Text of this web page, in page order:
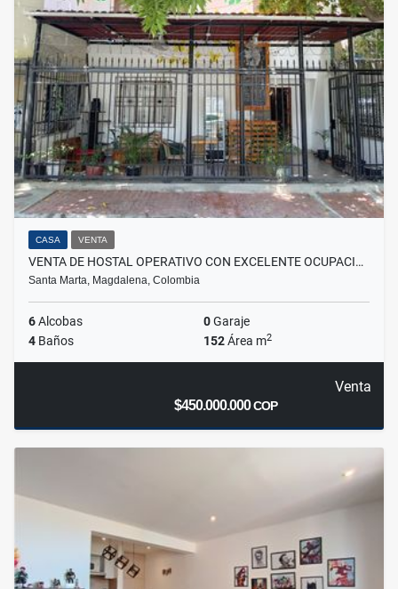
CASA VENTA
VENTA DE HOSTAL OPERATIVO CON EXCELENTE OCUPACI…
Santa Marta, Magdalena, Colombia
6Alcobas 0Garaje
4 Baños 152Área m2
Venta
$450.000.000COP